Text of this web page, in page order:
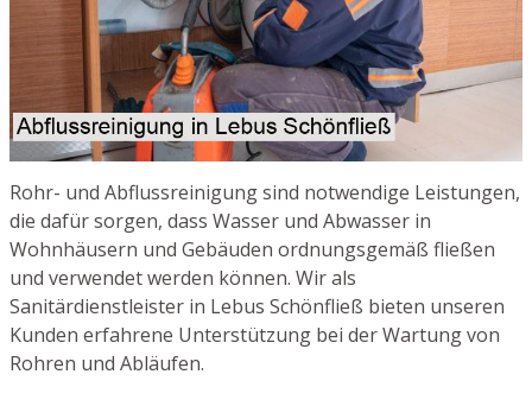
Rohr- und Abflussreinigung sind notwendige Leistungen,
die dafür sorgen, dass Wasser und Abwasser in
Wohnhäusern und Gebäuden ordnungsgemäß fließen
und verwendet werden können. Wir als
Sanitärdienstleister in Lebus Schönfließ bieten unseren
Kunden erfahrene Unterstützung bei der Wartung von
Rohren und Abläufen.